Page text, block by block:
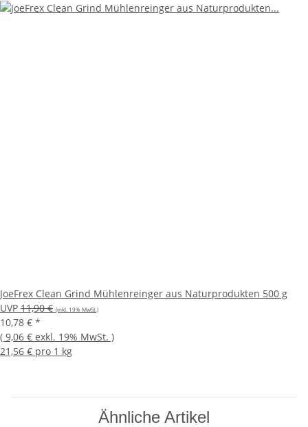
JoeFrex Clean Grind Mühlenreinger aus Naturprodukten 500 g
UVP 11,90 € (inkl. 19% MwSt.)
10,78 € *
( 9,06 € exkl. 19% MwSt. )
21,56 € pro 1 kg
Ähnliche Artikel